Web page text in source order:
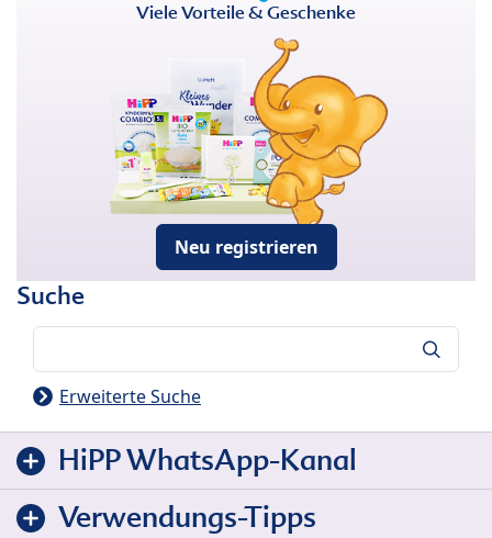
Viele Vorteile & Geschenke
Neu registrieren
Suche
Erweiterte Suche
HiPP WhatsApp-Kanal
Verwendungs-Tipps